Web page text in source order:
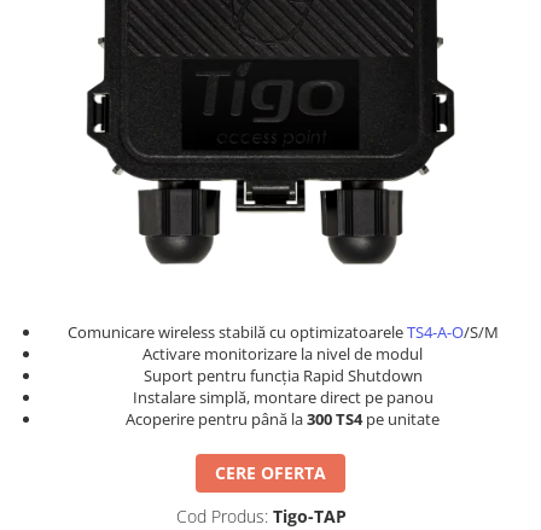
Incarcatoare acumulatori
Panouri fotovoltaice si accesorii
Panouri fotovoltaice
Sisteme prindere panouri
fotovoltaice
Invertoare Hibrid
Controlere solare
PWM
Convertoare de tensiune
Sisteme de stocare energie
Comunicare wireless stabilă cu optimizatoareleTS4-A-O/S/M
Activare monitorizare la nivel de modul
Suport pentru funcția Rapid Shutdown
Instalare simplă, montare direct pe panou
Acoperire pentru până la300 TS4pe unitate
CERE OFERTA
Cod Produs: Tigo-TAP